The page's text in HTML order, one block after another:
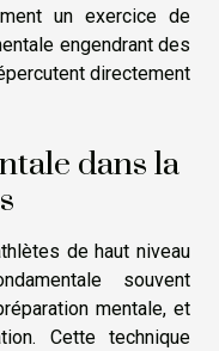
un exercice de
engendrant des
directement
dans la
de haut niveau
souvent
mentale, et
Cette technique